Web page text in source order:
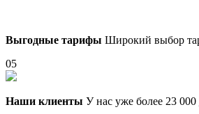
Выгодные тарифы Широкий выбор
05
Наши клиенты У нас уже более 23